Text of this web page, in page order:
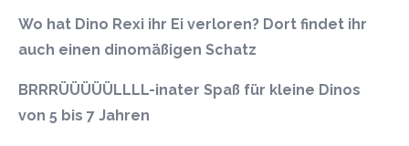
Wo hat Dino Rexi ihr Ei verloren? Dort findet ihr
auch einen dinomäßigen Schatz
BRRRÜÜÜÜÜLLLL-inater Spaß für kleine Dinos
von 5 bis 7 Jahren